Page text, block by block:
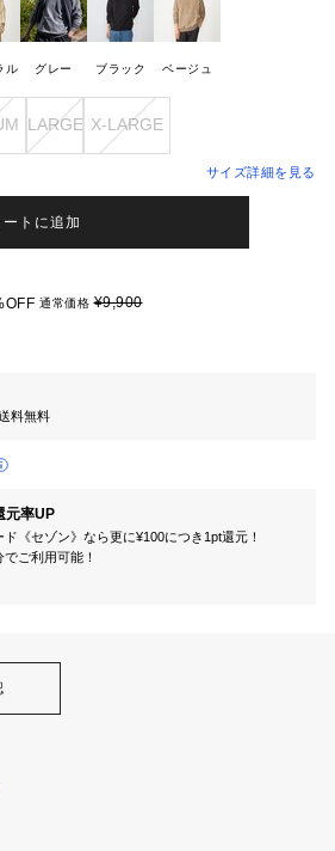
ル グレー ブラック ベージュ
LARGE X-LARGE
サイズ詳細を見る
ートに追加
通常価格¥9,900
料無料
元率UP
《セゾン》なら更に¥100につき1pt還元！
ご利用可能！